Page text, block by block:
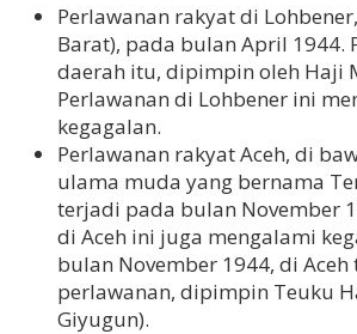
Perlawanan rakyat di
Barat), pada bulan April 1944.
daerah itu, dipimpin oleh Haji
Perlawanan di Lohbener ini
kegagalan.
Perlawanan rakyat Aceh, di
ulama muda yang bernama
terjadi pada bulan November
di Aceh ini juga mengalami
bulan November 1944, di
perlawanan, dipimpin Teuku
Giyugun).